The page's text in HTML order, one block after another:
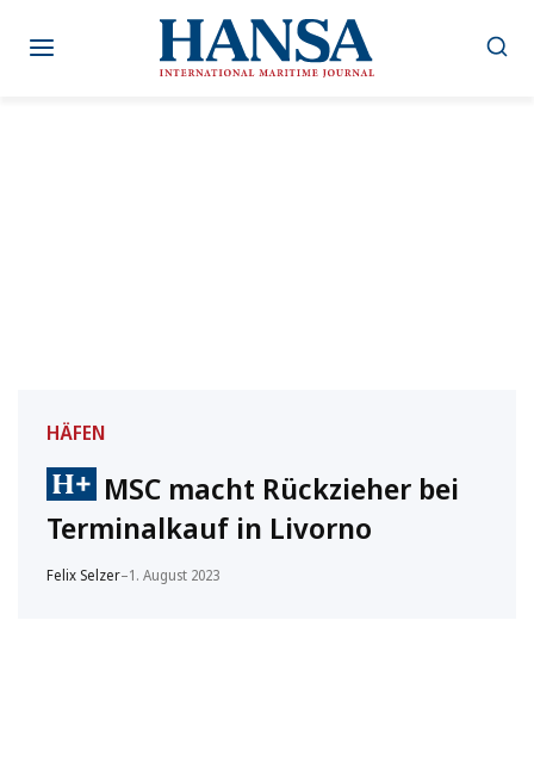
Inhalt
HÄFEN
MSC macht Rückzieher bei
Terminalkauf in Livorno
Felix Selzer–1. August 2023